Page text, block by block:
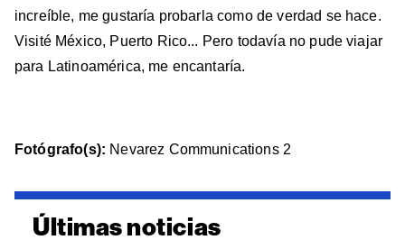
increíble, me gustaría probarla como de verdad se hace.
Visité México, Puerto Rico... Pero todavía no pude viajar
para Latinoamérica, me encantaría.
Fotógrafo(s): Nevarez Communications 2
Últimas noticias